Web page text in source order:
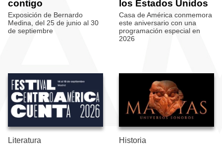
contigo
Exposición de Bernardo
Medina, del 25 de junio al 30
de septiembre
los Estados Unidos
Casa de América conmemora
este aniversario con una
programación especial en
2026
Literatura Historia